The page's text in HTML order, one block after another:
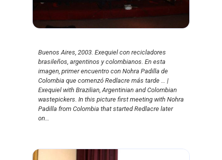
Buenos Aires, 2003. Exequiel con recicladores
brasileños, argentinos y colombianos. En esta
imagen, primer encuentro con Nohra Padilla de
Colombia que comenzó Redlacre más tarde … |
Exequiel with Brazilian, Argentinian and Colombian
wastepickers. In this picture first meeting with Nohra
Padilla from Colombia that started Redlacre later
on…